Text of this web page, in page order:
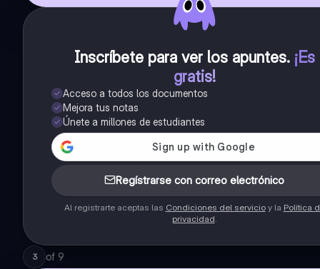
Inscríbete para ver los apuntes. ¡Es
gratis!
Acceso a todos los documentos
Mejora tus notas
Únete a millones de estudiantes
Regístrarse con correo electrónico
Al registrarte aceptas las Condiciones del servicioy la Política
privacidad
3 of 9